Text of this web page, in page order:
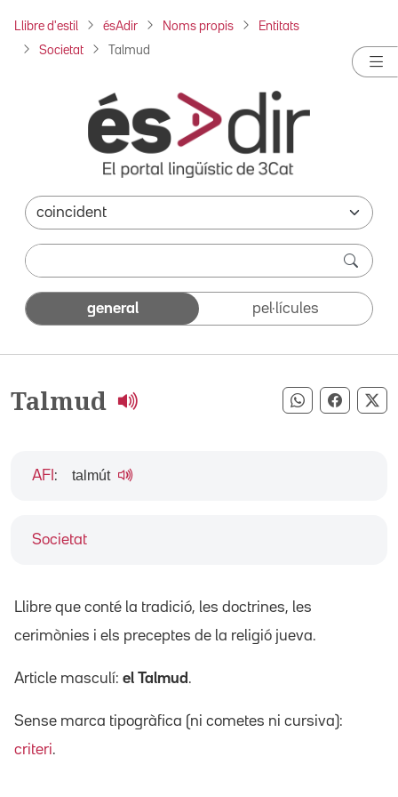
Llibre d'estil ésAdir Noms propis Entitats
Societat Talmud
general pel·lícules
Talmud Compartir
Societat
AFI : talmút
Llibre que conté la tradició, les doctrines, les
cerimònies i els preceptes de la religió jueva.
Article masculí: el Talmud .
Sense marca tipogràfica (ni cometes ni cursiva):
criteri.